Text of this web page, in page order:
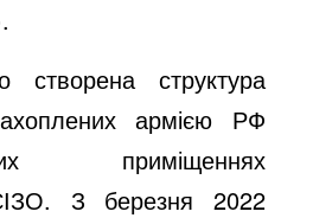
структура
армією РФ
приміщеннях
З березня 2022